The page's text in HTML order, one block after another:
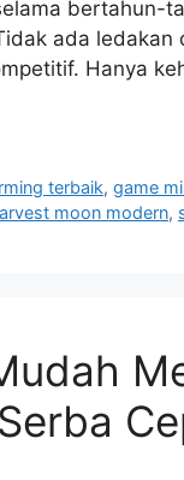
bertahun-
ada
Hanya
terbaik,game
moon modern,